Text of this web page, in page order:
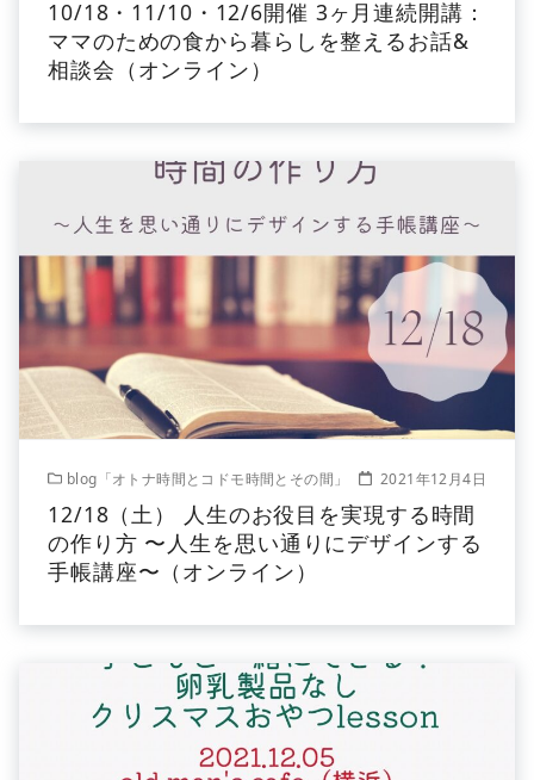
10/18・11/10・12/6開催 3ヶ月連続開講：
ママのための食から暮らしを整えるお話&
相談会（オンライン）
blog「オトナ時間とコドモ時間とその間」 2021年12月4日
12/18（土） 人生のお役目を実現する時間
の作り方 〜人生を思い通りにデザインする
手帳講座〜（オンライン）